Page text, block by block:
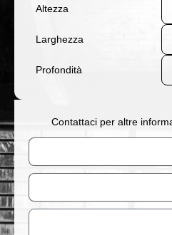
Altezza
Larghezza
Profondità
Contattaci per altre
Nome
Email
Messaggio